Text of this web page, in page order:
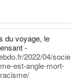
du voyage, le
-
2022/04/socie
est-angle-mort-